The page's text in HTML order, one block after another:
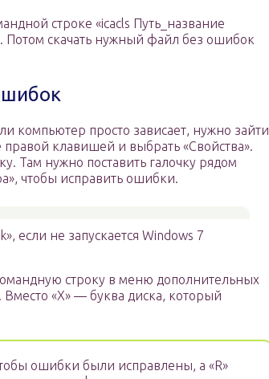
строке «icacls Путь_название
Потом скачать нужный файл без ошибок
компьютер просто зависает, нужно зайти
клавишей и выбрать «Свойства».
Там нужно поставить галочку рядом
чтобы исправить ошибки.
если не запускается Windows 7
строку в меню дополнительных
Вместо «Х» — буква диска, который
ошибки были исправлены, а «R»